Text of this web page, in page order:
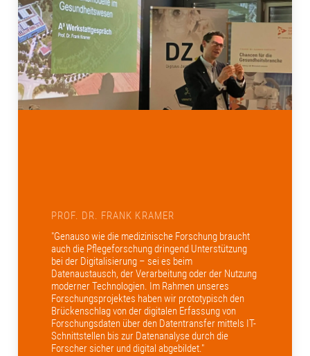
PROF. DR. FRANK KRAMER
"Genauso wie die medizinische Forschung braucht
auch die Pflegeforschung dringend Unterstützung
bei der Digitalisierung – sei es beim
Datenaustausch, der Verarbeitung oder der Nutzung
moderner Technologien. Im Rahmen unseres
Forschungsprojektes haben wir prototypisch den
Brückenschlag von der digitalen Erfassung von
Forschungsdaten über den Datentransfer mittels IT-
Schnittstellen bis zur Datenanalyse durch die
Forscher sicher und digital abgebildet."